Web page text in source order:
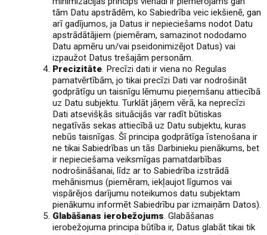
tām Datu apstrādēm, ko Sabiedrība veic iekšienē, gan
arī gadījumos, ja Datus ir nepieciešams nodot Datu
apstrādātājiem (piemēram, samazinot nododamo
Datu apmēru un/vai pseidonimizējot Datus) vai
izpaužot Datus trešajām personām.
Precizitāte. Precīzi dati ir viena no Regulas
pamatvērtībām, jo tikai precīzi Dati var nodrošināt
godprātīgu un taisnīgu lēmumu pieņemšanu attiecībā
uz Datu subjektu. Turklāt jāņem vērā, ka neprecīzi
Dati atsevišķās situācijās var radīt būtiskas
negatīvās sekas attiecībā uz Datu subjektu, kuras
nebūs taisnīgas. Šī principa godprātīga īstenošana ir
ne tikai Sabiedrības un tās Darbinieku pienākums, bet
ir nepieciešama veiksmīgas pamatdarbības
nodrošināšanai, līdz ar to Sabiedrība izstrādā
mehānismus (piemēram, iekļaujot līgumos vai
vispārējos darījumu noteikumos datu subjektam
pienākumu informēt Sabiedrību par izmaiņām Datos).
Glabāšanas ierobežojums. Glabāšanas
ierobežojuma principa būtība ir, Datus glabāt tikai tik